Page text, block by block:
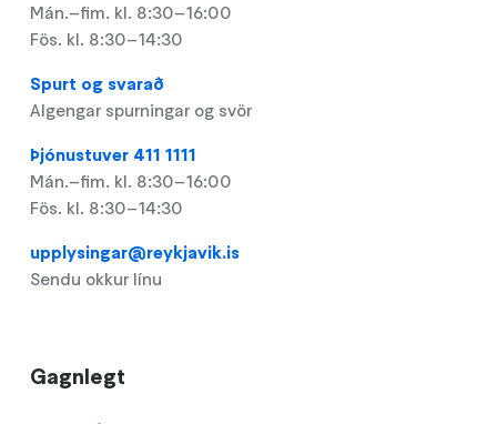
Mán.–fim. kl. 8:30–16:00
Fös. kl. 8:30–14:30
Spurt og svarað
Algengar spurningar og svör
Þjónustuver 411 1111
Mán.–fim. kl. 8:30–16:00
Fös. kl. 8:30–14:30
upplysingar@reykjavik.is
Sendu okkur línu
Gagnlegt